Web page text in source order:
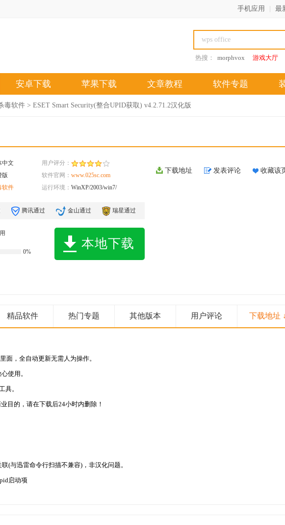
手机应用 最
热搜： morphvox 游戏大厅
安卓下载 苹果下载 文章教程 软件专题
毒软件 > ESET Smart Security(整合UPID获取) v4.2.71.2汉化版
中文
用户评分：
版 软件官网： www.025sc.com
软件 运行环境： WinXP/2003/win7/
腾讯通过 金山通过 瑞星通过
0%
本地下载
下载地址 发表评论 收藏该
精品软件 热门专题 其他版本 用户评论 下载地址 ↓
面，全自动更新无需人为操作。
使用。
具。
目的，请在下载后24小时内删除！
(与迅雷命令行扫描不兼容)，非汉化问题。
启动项